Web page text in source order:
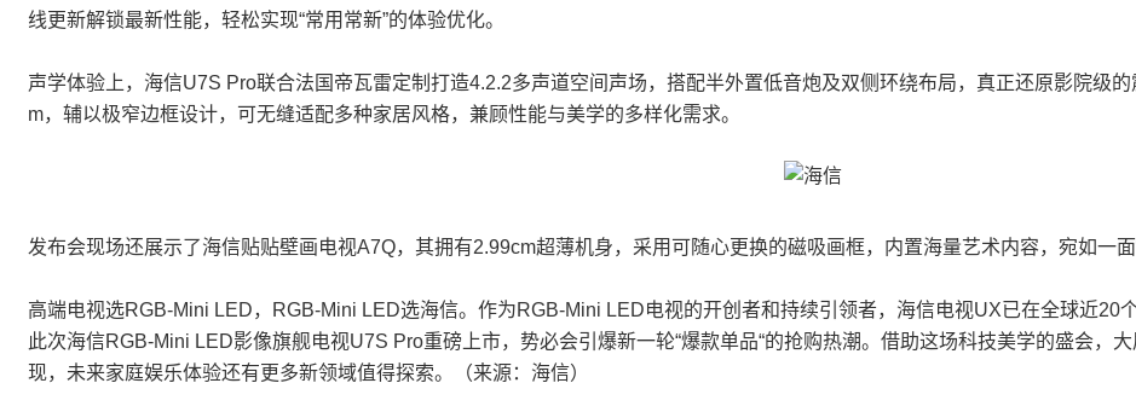
线更新解锁最新性能，轻松实现“常用常新”的体验优化。
声学体验上，海信U7S Pro联合法国帝瓦雷定制打造4.2.2多声道空间声场，搭配半外置低音炮及双侧环绕布局，真正还原影院级
m，辅以极窄边框设计，可无缝适配多种家居风格，兼顾性能与美学的多样化需求。
发布会现场还展示了海信贴贴壁画电视A7Q，其拥有2.99cm超薄机身，采用可随心更换的磁吸画框，内置海量艺术内容，宛如一面
高端电视选RGB-Mini LED，RGB-Mini LED选海信。作为RGB-Mini LED电视的开创者和持续引领者，海信电视UX已在全球近20
此次海信RGB-Mini LED影像旗舰电视U7S Pro重磅上市，势必会引爆新一轮“爆款单品“的抢购热潮。借助这场科技美学的盛会，
现，未来家庭娱乐体验还有更多新领域值得探索。（来源：海信）